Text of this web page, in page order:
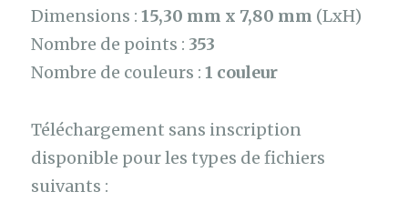
Dimensions :15,30 mm x 7,80 mm (LxH)
Nombre de points : 353
Nombre de couleurs :1 couleur
Téléchargement sans inscription
disponible pour les types de fichiers
suivants :